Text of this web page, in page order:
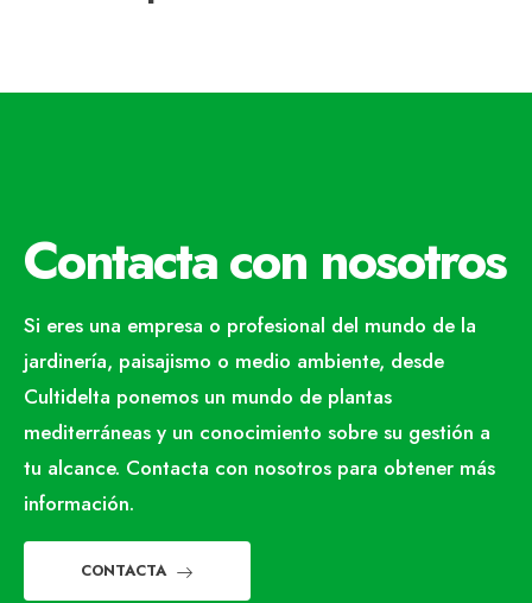
Contacta con nosotros
Si eres una empresa o profesional del mundo de la
jardinería, paisajismo o medio ambiente, desde
Cultidelta ponemos un mundo de plantas
mediterráneas y un conocimiento sobre su gestión a
tu alcance. Contacta con nosotros para obtener más
información.
CONTACTA